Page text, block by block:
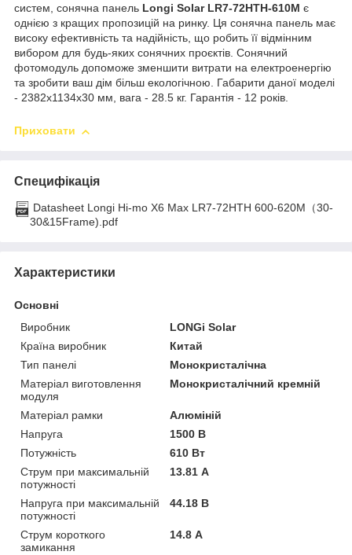
систем, сонячна панель Longi Solar LR7-72HTH-610M є
однією з кращих пропозицій на ринку. Ця сонячна панель має
високу ефективність та надійність, що робить її відмінним
вибором для будь-яких сонячних проєктів. Сонячний
фотомодуль допоможе зменшити витрати на електроенергію
та зробити ваш дім більш екологічною. Габарити даної моделі
- 2382х1134х30 мм, вага - 28.5 кг. Гарантія - 12 років.
Приховати
Специфікація
Datasheet Longi Hi-mo X6 Max LR7-72HTH 600-620M（30-
30&15Frame).pdf
Характеристики
Основні
Виробник
LONGi Solar
Країна виробник
Китай
Тип панелі
Монокристалічна
Матеріал виготовлення
модуля
Монокристалічний кремній
Матеріал рамки
Алюміній
Напруга
1500 В
Потужність
610 Вт
Струм при максимальній
потужності
13.81 А
Напруга при максимальній
потужності
44.18 В
Струм короткого
замикання
14.8 А